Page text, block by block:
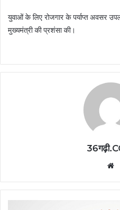
युवाओं के लिए रोजगार के पर्याप्त अवसर
मुख्यमंत्री की प्रशंसा की।